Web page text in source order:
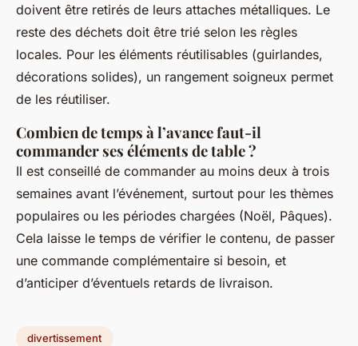
doivent être retirés de leurs attaches métalliques. Le
reste des déchets doit être trié selon les règles
locales. Pour les éléments réutilisables (guirlandes,
décorations solides), un rangement soigneux permet
de les réutiliser.
Combien de temps à l’avance faut-il
commander ses éléments de table ?
Il est conseillé de commander au moins deux à trois
semaines avant l’événement, surtout pour les thèmes
populaires ou les périodes chargées (Noël, Pâques).
Cela laisse le temps de vérifier le contenu, de passer
une commande complémentaire si besoin, et
d’anticiper d’éventuels retards de livraison.
divertissement